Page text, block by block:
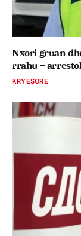
Nxori gruan
rrahu –
KRYESORE